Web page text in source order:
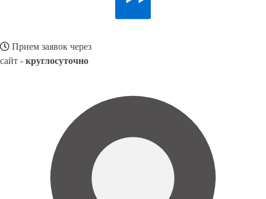
Прием заявок через
сайт - круглосуточно